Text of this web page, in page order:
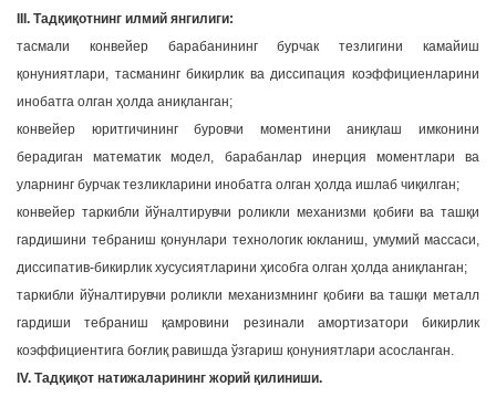
III. Тадқиқотнинг илмий янгилиги:
тасмали конвейер барабанининг бурчак тезлигини камайиш
қонуниятлари, тасманинг бикирлик ва диссипация коэффициенларини
инобатга олган ҳолда аниқланган;
конвейер юритгичининг буровчи моментини аниқлаш имконини
берадиган математик модел, барабанлар инерция моментлари ва
уларнинг бурчак тезликларини инобатга олган ҳолда ишлаб чиқилган;
конвейер таркибли йўналтирувчи роликли механизми қобиғи ва ташқи
гардишини тебраниш қонунлари технологик юкланиш, умумий массаси,
диссипатив-бикирлик хусусиятларини ҳисобга олган ҳолда аниқланган;
таркибли йўналтирувчи роликли механизмнинг қобиғи ва ташқи металл
гардиши тебраниш қамровини резинали амортизатори бикирлик
коэффициентига боғлиқ равишда ўзгариш қонуниятлари асосланган.
IV. Тадқиқот натижаларининг жорий қилиниши.